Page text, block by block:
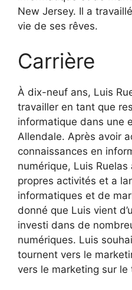
New Jersey. Il a
vie de ses rêves.
Carrière
À dix-neuf ans, Luis
travailler en tant que
informatique dans une
Allendale. Après avoir
connaissances en
numérique, Luis
propres activités et a
informatiques et de
donné que Luis vient
investi dans de
numériques. Luis
tournent vers le
vers le marketing sur le